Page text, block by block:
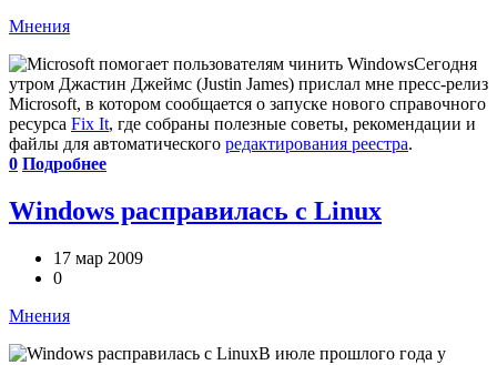
Мнения
Сегодня
утром Джастин Джеймс (Justin James) прислал мне пресс-релиз
Microsoft, в котором сообщается о запуске нового справочного
ресурса Fix It, где собраны полезные советы, рекомендации и
файлы для автоматического редактирования реестра.
0 Подробнее
Windows расправилась с Linux
17 мар 2009
0
Мнения
В июле прошлого года у